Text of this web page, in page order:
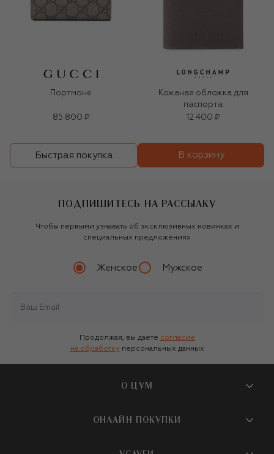
Портмоне
85 800 ₽
Кожаная обложка для
паспорта
12 400 ₽
Быстрая покупка В корзину
ПОДПИШИТЕСЬ НА РАССЫЛКУ
Чтобы первыми узнавать об эксклюзивных новинках и
специальных предложениях
Женское Мужское
Продолжая, вы даете согласие
на обработку персональных данных
О ЦУМ
О магазине
ОНЛАЙН ПОКУПКИ